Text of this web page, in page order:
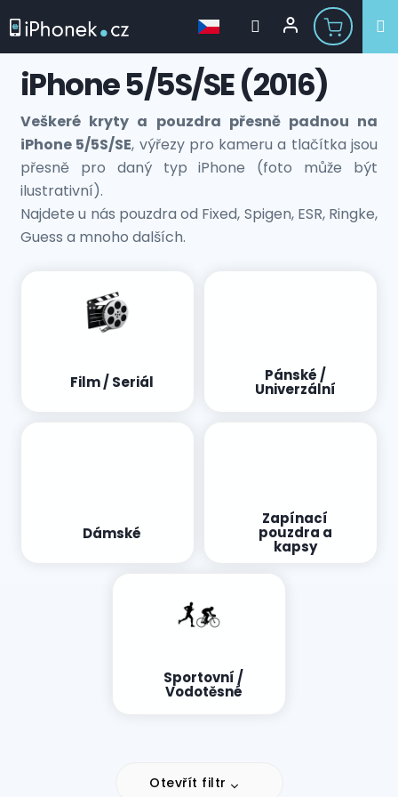
obsahiPhone 5/5S/SE (2016)
Veškeré kryty a pouzdra přesně padnou na
iPhone 5/5S/SE, výřezy pro kameru a tlačítka jsou
přesně pro daný typ iPhone (foto může být
ilustrativní).
Najdete u nás pouzdra od Fixed, Spigen, ESR, Ringke,
Guess a mnoho dalších.
Film / Seriál Pánské /
Univerzální
Dámské
Zapínací
pouzdra a
kapsy
Sportovní /
Vodotěsné
Otevřít filtr